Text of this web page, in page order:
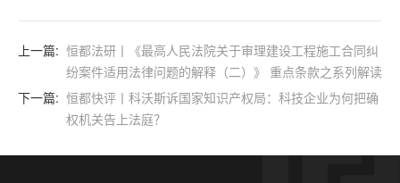
上一篇: 恒都法研丨《最高人民法院关于审理建设工程施工合同纠
纷案件适用法律问题的解释（二）》 重点条款之系列解读
（六）
下一篇: 恒都快评丨科沃斯诉国家知识产权局：科技企业为何把确
权机关告上法庭？